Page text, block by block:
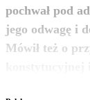
pochwał pod
jego odwagę i
Mówił też o